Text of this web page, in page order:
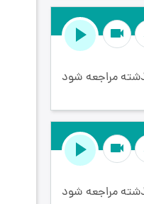
videocam
مراجعه شود
videocam
مراجعه شود